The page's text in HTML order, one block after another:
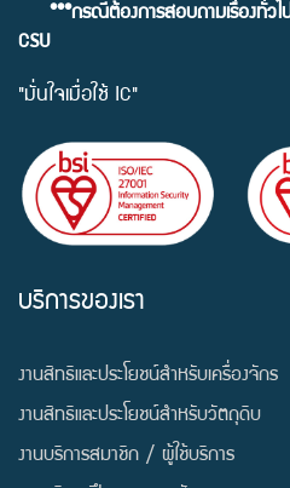
***กรณีต้องการสอบถามเรื่องทั่ว
CSU
"มั่นใจเมื่อใช้ IC"
บริการของเรา
งานสิทธิและประโยชน์สำหรับเครื่องจักร
งานสิทธิและประโยชน์สำหรับวัตถุดิบ
งานบริการสมาชิก / ผู้ใช้บริการ